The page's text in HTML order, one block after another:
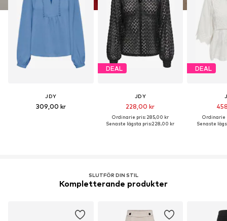
JDY
309,00 kr
DEAL
JDY
228,00 kr
Ordinarie pris: 285,00 kr
Senaste lägsta pris:228,00 kr
DEAL
Ordinarie
Senaste
SLUTFÖR DIN STIL
Kompletterande produkter